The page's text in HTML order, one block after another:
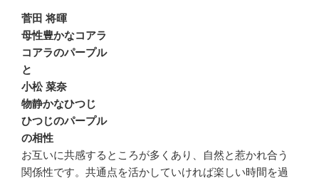
菅田 将暉
母性豊かなコアラ
コアラのパープル
と
小松 菜奈
物静かなひつじ
ひつじのパープル
の相性
お互いに共感するところが多くあり、自然と惹かれ合う
関係性です。共通点を活かしていければ楽しい時間を過